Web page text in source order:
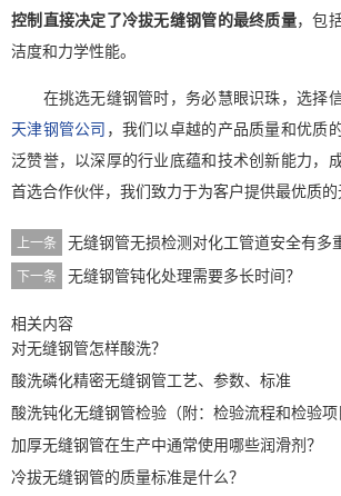
控制直接决定了冷拔无缝钢管的最终质量，包
洁度和力学性能。
在挑选无缝钢管时，务必慧眼识珠，选择
天津钢管公司 ，我们以卓越的产品质量和优质
泛赞誉，以深厚的行业底蕴和技术创新能力，
首选合作伙伴，我们致力于为客户提供最优质的
上一条 无缝钢管无损检测对化工管道安全有多
下一条 无缝钢管钝化处理需要多长时间？
相关内容
对无缝钢管怎样酸洗？
酸洗磷化精密无缝钢管工艺、参数、标准
酸洗钝化无缝钢管检验（附：检验流程和检验项
加厚无缝钢管在生产中通常使用哪些润滑剂？
冷拔无缝钢管的质量标准是什么？